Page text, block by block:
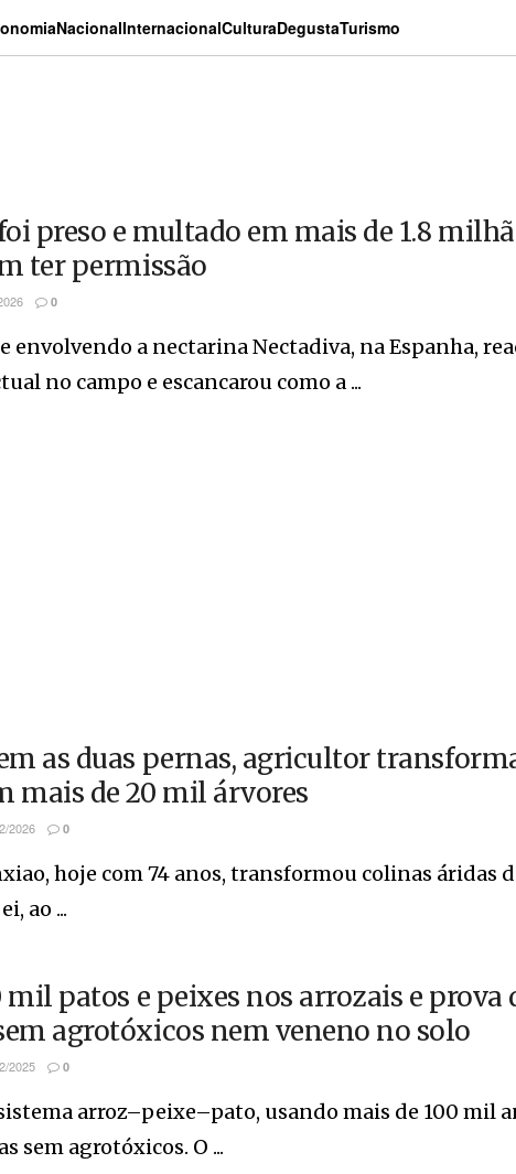
NacionalInternacionalCulturaDegustaTurismo
preso e multado em mais de 1.8
ter permissão
0
envolvendo a nectarina Nectadiva, na Espanha,
no campo e escancarou como a ...
as duas pernas, agricultor
mais de 20 mil árvores
2026 0
hoje com 74 anos, transformou colinas áridas
ao ...
mil patos e peixes nos arrozais e prova
agrotóxicos nem veneno no solo
2025 0
arroz–peixe–pato, usando mais de 100 mil
sem agrotóxicos. O ...